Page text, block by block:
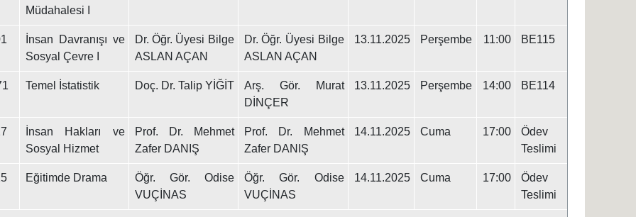
Müdahalesi I
İnsan Davranışı ve
Sosyal Çevre I
Dr. Öğr. Üyesi Bilge
ASLAN AÇAN
Dr. Öğr. Üyesi Bilge
ASLAN AÇAN
13.11.2025 Perşembe 11:00 BE115
Temel İstatistik Doç. Dr. Talip YİĞİT
Arş. Gör. Murat
DİNÇER
13.11.2025 Perşembe 14:00 BE114
İnsan Hakları ve
Sosyal Hizmet
Prof. Dr. Mehmet
Zafer DANIŞ
Prof. Dr. Mehmet
Zafer DANIŞ
14.11.2025 Cuma 17:00
Ödev
Teslimi
Eğitimde Drama
Öğr. Gör. Odise
VUÇİNAS
Öğr. Gör. Odise
VUÇİNAS
14.11.2025 Cuma 17:00
Ödev
Teslimi